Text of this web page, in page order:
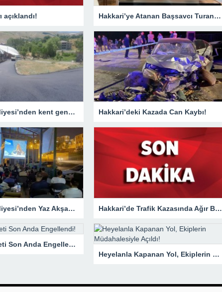
açıklandı! Hakkari’ye Atanan Başsavcı Turan Görevine Başladı
Hakkari Belediyesi’nden kent genelinde yoğun asfalt mesaisi Hakkari’deki Kazada Can Kaybı!
Hakkari Belediyesi’nden Yaz Akşamlarına Sinema Etkinliği Hakkari’de Trafik Kazasında Ağır Bilanço!
Yangın Felaketi Son Anda Engellendi!
Heyelanla Kapanan Yol, Ekiplerin Müdahalesiyle Açıldı!